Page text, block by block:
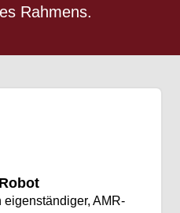
Rahmens.
AMR-